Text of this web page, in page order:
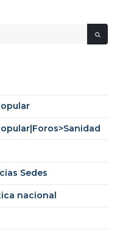
Sedes
nacional